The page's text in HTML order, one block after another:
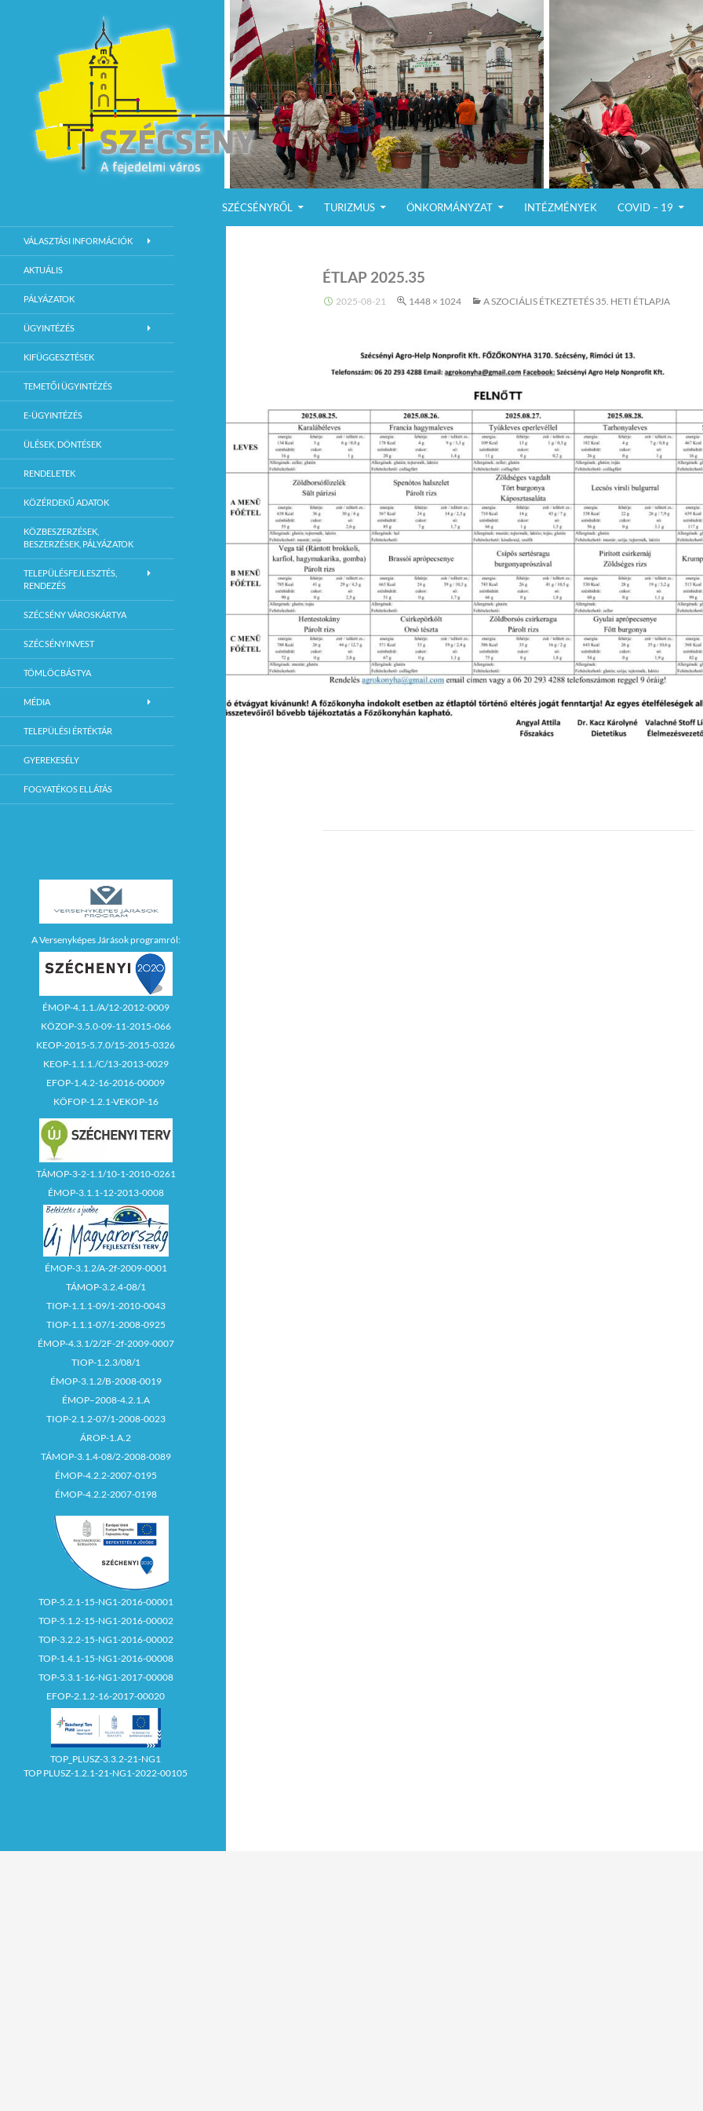
SZÉCSÉNYRŐL
TURIZMUS ÖNKORMÁNYZAT INTÉZMÉNYEK COVID – 19
ÉTLAP 2025.35
2025-08-21 1448 × 1024 A SZOCIÁLIS ÉTKEZTETÉS 35. HETI ÉTLAPJA
Szécsény Város Hivatalos Weboldala
VÁLASZTÁSI INFORMÁCIÓK
AKTUÁLIS
PÁLYÁZATOK
ÜGYINTÉZÉS
KIFÜGGESZTÉSEK
TEMETŐI ÜGYINTÉZÉS
E-ÜGYINTÉZÉS
ÜLÉSEK, DÖNTÉSEK
RENDELETEK
KÖZÉRDEKŰ ADATOK
KÖZBESZERZÉSEK,
BESZERZÉSEK, PÁLYÁZATOK
TELEPÜLÉSFEJLESZTÉS,
RENDEZÉS
SZÉCSÉNY VÁROSKÁRTYA
SZÉCSÉNYINVEST
TÖMLÖCBÁSTYA
MÉDIA
TELEPÜLÉSI ÉRTÉKTÁR
GYEREKESÉLY
FOGYATÉKOS ELLÁTÁS
A Versenyképes Járások programról:
ÉMOP-4.1.1./A/12-2012-0009
KÖZOP-3.5.0-09-11-2015-066
KEOP-2015-5.7.0/15-2015-0326
KEOP-1.1.1./C/13-2013-0029
EFOP-1.4.2-16-2016-00009
KÖFOP-1.2.1-VEKOP-16
TÁMOP-3-2-1.1/10-1-2010-0261
ÉMOP-3.1.1-12-2013-0008
ÉMOP-3.1.2/A-2f-2009-0001
TÁMOP-3.2.4-08/1
TIOP-1.1.1-09/1-2010-0043
TIOP-1.1.1-07/1-2008-0925
ÉMOP-4.3.1/2/2F-2f-2009-0007
TIOP-1.2.3/08/1
ÉMOP-3.1.2/B-2008-0019
ÉMOP–2008-4.2.1.A
TIOP-2.1.2-07/1-2008-0023
ÁROP-1.A.2
TÁMOP-3.1.4-08/2-2008-0089
ÉMOP-4.2.2-2007-0195
ÉMOP-4.2.2-2007-0198
TOP-5.2.1-15-NG1-2016-00001
TOP-5.1.2-15-NG1-2016-00002
TOP-3.2.2-15-NG1-2016-00002
TOP-1.4.1-15-NG1-2016-00008
TOP-5.3.1-16-NG1-2017-00008
EFOP-2.1.2-16-2017-00020
TOP_PLUSZ-3.3.2-21-NG1
TOP PLUSZ-1.2.1-21-NG1-2022-00105